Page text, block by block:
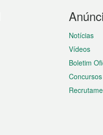
Notícias
Vídeos
Boletim